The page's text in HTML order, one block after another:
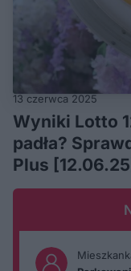
13 czerwca 2025
Wyniki Lotto
padła?
Plus